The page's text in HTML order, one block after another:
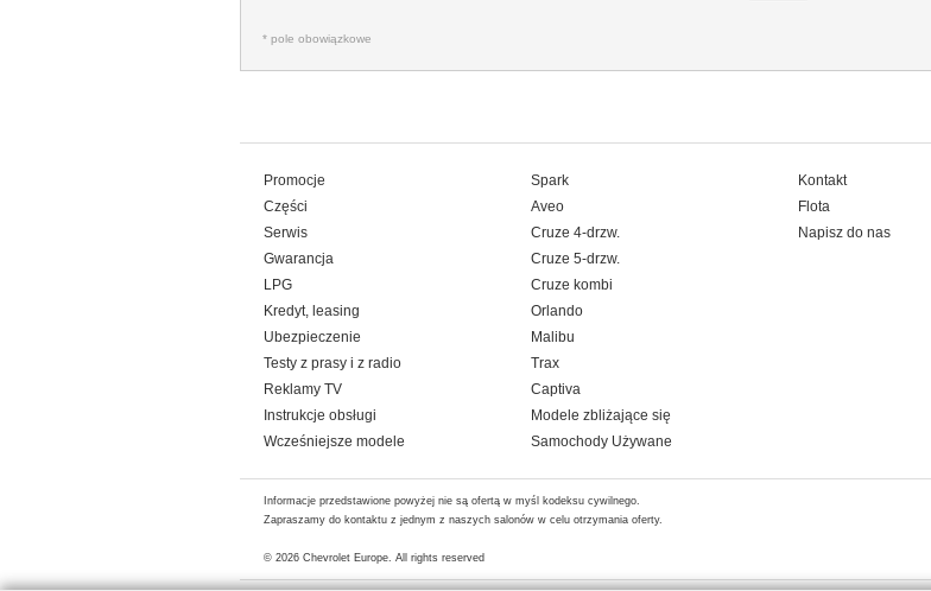
* pole obowiązkowe
Promocje
Części
Serwis
Gwarancja
LPG
Kredyt, leasing
Ubezpieczenie
Testy z prasy i z radio
Reklamy TV
Instrukcje obsługi
Wcześniejsze modele
Spark
Aveo
Cruze 4-drzw.
Cruze 5-drzw.
Cruze kombi
Orlando
Malibu
Trax
Captiva
Modele zbliżające się
Samochody Używane
Kontakt
Flota
Napisz do nas
Informacje przedstawione powyżej nie są ofertą w myśl kodeksu cywilnego.
Zapraszamy do kontaktu z jednym z naszych salonów w celu otrzymania oferty.
© 2026 Chevrolet Europe. All rights reserved